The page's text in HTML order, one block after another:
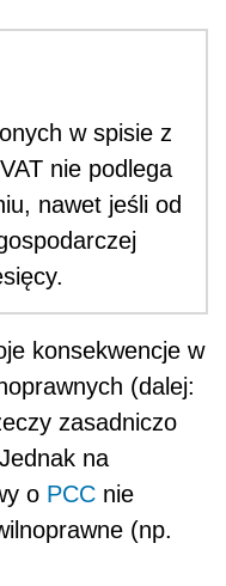
w spisie z
nie podlega
nawet jeśli od
konsekwencje w
(dalej:
zasadniczo
na
o PCC nie
(np.